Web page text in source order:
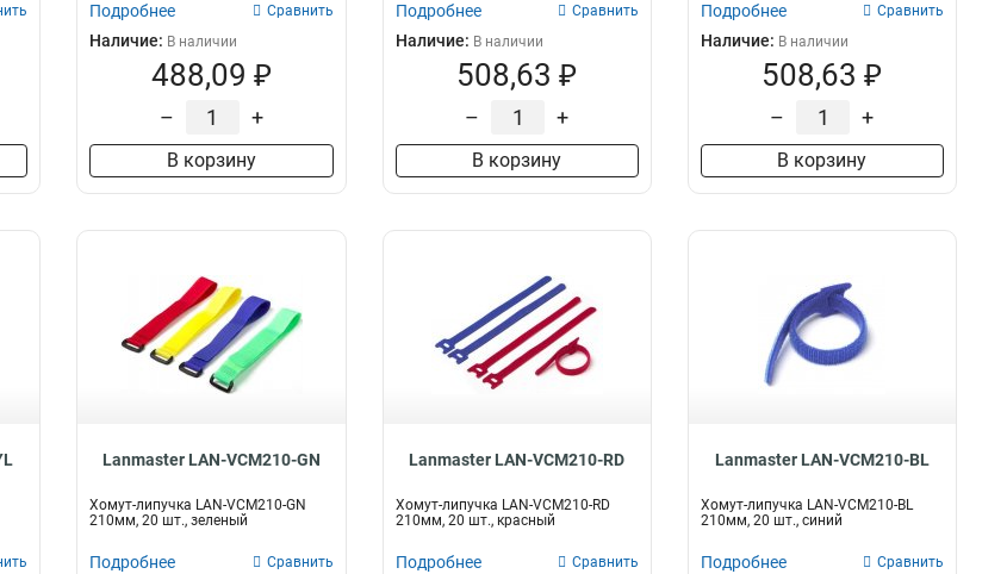
Подробнее Сравнить
Наличие: В наличии
488,09 ₽
– +
В корзину
Подробнее Сравнить
Наличие: В наличии
508,63 ₽
– +
В корзину
Подробнее Сравнить
Наличие: В наличии
508,63 ₽
– +
В корзину
Lanmaster LAN-VCM210-GN
Хомут-липучка LAN-VCM210-GN
210мм, 20 шт., зеленый
Подробнее Сравнить
Lanmaster LAN-VCM210-RD
Хомут-липучка LAN-VCM210-RD
210мм, 20 шт., красный
Подробнее Сравнить
Lanmaster LAN-VCM210-BL
Хомут-липучка LAN-VCM210-BL
210мм, 20 шт., синий
Подробнее Сравнить